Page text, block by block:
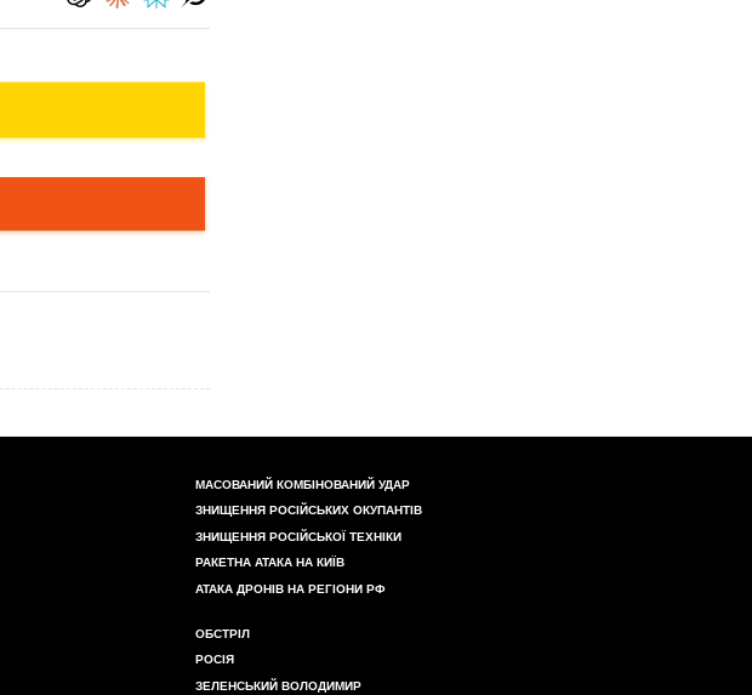
МАСОВАНИЙ КОМБІНОВАНИЙ УДАР
ЗНИЩЕННЯ РОСІЙСЬКИХ ОКУПАНТІВ
ЗНИЩЕННЯ РОСІЙСЬКОЇ ТЕХНІКИ
РАКЕТНА АТАКА НА КИЇВ
АТАКА ДРОНІВ НА РЕГІОНИ РФ
ОБСТРІЛ
РОСІЯ
ЗЕЛЕНСЬКИЙ ВОЛОДИМИР